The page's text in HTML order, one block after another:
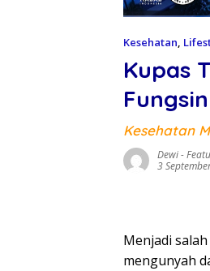
Kesehatan,
Kupas
Kesehatan
Dewi-
3
Menjadi
mengunyah